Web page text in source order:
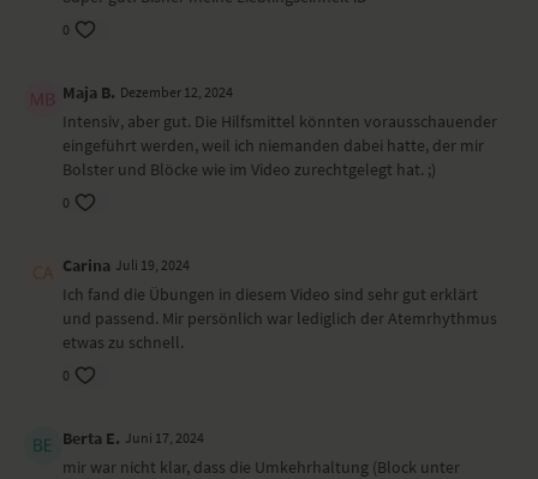
Seitliches Savasana mit Bolster
Wirkung und Vorteile der Yoga-Übungs-Sequenz
Atem und Bewegung verlaufen hier synchron und ergeben einen
stimmigen Bewegungsfluss. Du kommst ins Spüren und ins Fühlen.
Dabei wird durch gezielte Dehnungen der Körper geweitet. Du bringst
Besonders zu beachten bei diesem Yoga-Video
Die Schwangerschaft ist eine besondere Zeit für dich und deinen
Körper. Ein kleines Lebewesen wächst in dir heran und verändert dein
Spüren und deinen Körper. Lasse dich in dieser Yoga-Sequenz von
Yoga-Übung stimmig für dich und deinen Körper anfühlt.
0
Maja B. Dezember 12, 2024
Intensiv, aber gut. Die Hilfsmittel könnten vorausschauender
eingeführt werden, weil ich niemanden dabei hatte, der mir
Bolster und Blöcke wie im Video zurechtgelegt hat. ;)
0
Carina Juli 19, 2024
Ich fand die Übungen in diesem Video sind sehr gut erklärt
und passend. Mir persönlich war lediglich der Atemrhythmus
etwas zu schnell.
0
Berta E. Juni 17, 2024
mir war nicht klar, dass die Umkehrhaltung (Block unter